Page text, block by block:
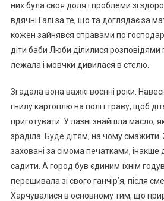
них була своя доля і проблеми зі
вдячні Галі за те, що та доглядає за
кожен зайнявся справами по
діти баби Люби ділилися розповідями
лежала і мовчки дивилася в стелю.
Згадала вона важкі воєнні роки.
гнилу картоплю на полі і траву, щоб
приготувати. У лазні знайшла масло,
зраділа. Буде дітям, на чому смажити.
заховані за сімома печатками,
садити. А город був єдиним їхнім
перешивала зі свого ганчір’я, після
Харчувалися в основному тим, що